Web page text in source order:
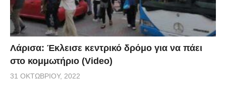
Λάρισα: Έκλεισε κεντρικό δρόμο για να πάει
στο κομμωτήριο (Video)
31 ΟΚΤΩΒΡΊΟΥ, 2022